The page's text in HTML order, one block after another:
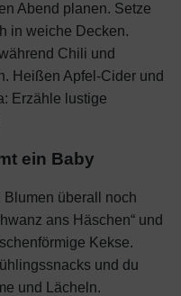
Abend planen. Setze
in weiche Decken.
Chili und
Heißen Apfel-Cider und
Erzähle lustige
ein Baby
Blumen überall noch
ans Häschen“ und
Kekse.
und du
und Lächeln.